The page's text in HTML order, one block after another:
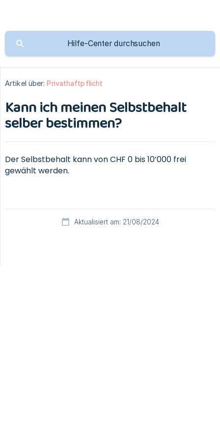
Artikel über: Privathaftpflicht
Kann ich meinen Selbstbehalt
selber bestimmen?
Der Selbstbehalt kann von CHF 0 bis 10’000 frei
gewählt werden.
Aktualisiert am: 21/08/2024